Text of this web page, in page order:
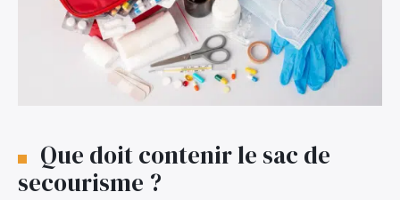
Que doit contenir le sac de
secourisme ?